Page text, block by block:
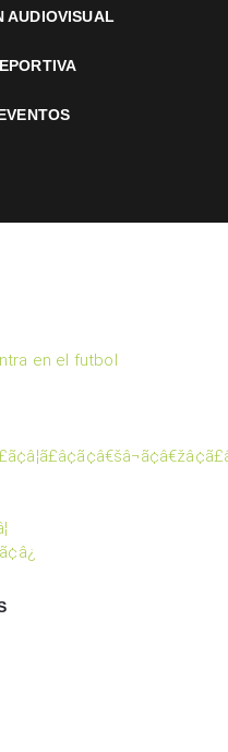
AUDIOVISUAL
en el futbol